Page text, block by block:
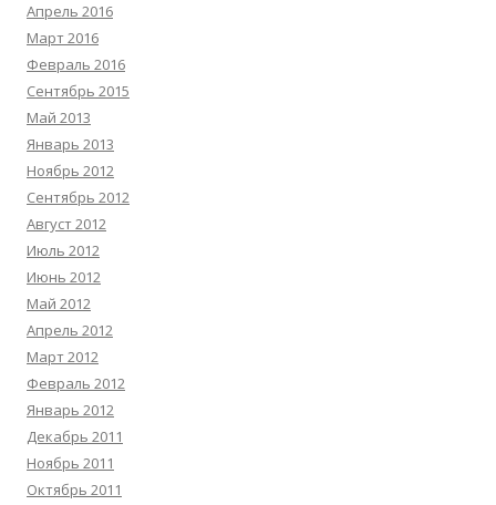
Апрель 2016
Март 2016
Февраль 2016
Сентябрь 2015
Май 2013
Январь 2013
Ноябрь 2012
Сентябрь 2012
Август 2012
Июль 2012
Июнь 2012
Май 2012
Апрель 2012
Март 2012
Февраль 2012
Январь 2012
Декабрь 2011
Ноябрь 2011
Октябрь 2011